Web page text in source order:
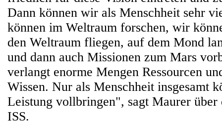
Dann können wir als Menschheit sehr
können im Weltraum forschen, wir
den Weltraum fliegen, auf dem Mond
und dann auch Missionen zum Mars
verlangt enorme Mengen Ressourcen
Wissen. Nur als Menschheit insgesamt
Leistung vollbringen", sagt Maurer über
ISS.